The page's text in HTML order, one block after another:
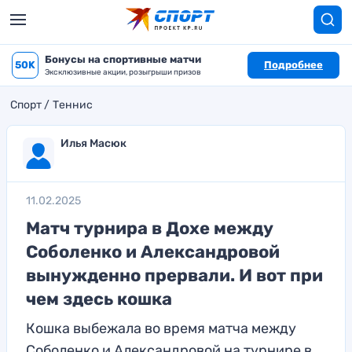
50K Бонусы на спортивные матчи
Эксклюзивные акции, розыгрыши призов
Подробнее
Спорт Теннис
Илья Масюк
11.02.2025
Матч турнира в Дохе между
Соболенко и Александровой
вынужденно прервали. И вот при
чем здесь кошка
Кошка выбежала во время матча между